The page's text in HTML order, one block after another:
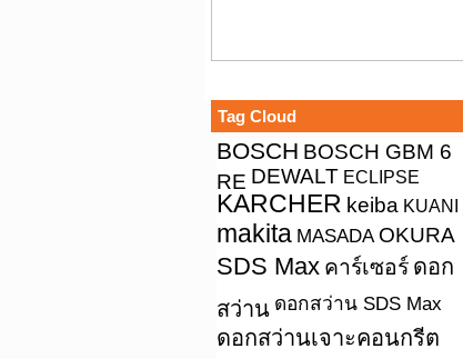
Tag Cloud
BOSCH BOSCH GBM 6
RE DEWALT ECLIPSE
KARCHER keiba KUANI
makita MASADA OKURA
SDS Max คาร์เซอร์ ดอก
สว่าน ดอกสว่าน SDS Max
ดอกสว่านเจาะคอนกรีต